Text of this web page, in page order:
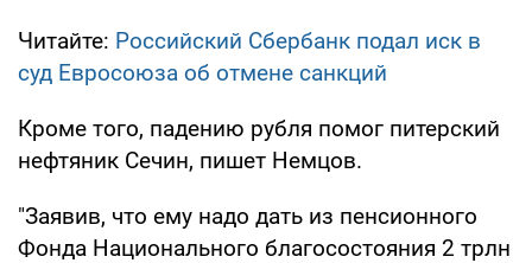
Читайте: Российский Сбербанк подал иск в
суд Евросоюза об отмене санкций
Кроме того, падению рубля помог питерский
нефтяник Сечин, пишет Немцов.
"Заявив, что ему надо дать из пенсионного
Фонда Национального благосостояния 2 трлн